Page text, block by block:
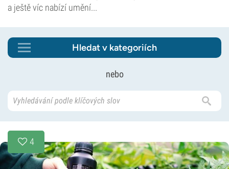
a ještě víc nabízí umění...
Hledat v kategoriích
nebo
4